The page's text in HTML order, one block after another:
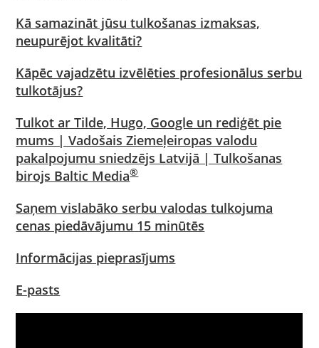
Kā samazināt jūsu tulkošanas izmaksas,
neupurējot kvalitāti?
Kāpēc vajadzētu izvēlēties profesionālus serbu
tulkotājus?
Tulkot ar Tilde, Hugo, Google un rediģēt pie
mums | Vadošais Ziemeļeiropas valodu
pakalpojumu sniedzējs Latvijā | Tulkošanas
birojs Baltic Media®
Saņem vislabāko serbu valodas tulkojuma
cenas piedāvājumu 15 minūtēs
Informācijas pieprasījums
E-pasts